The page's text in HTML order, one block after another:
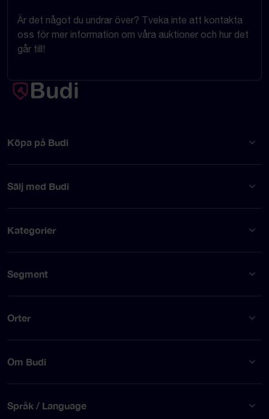
Är det något du undrar över? Tveka inte att kontakta
oss för mer information om våra auktioner och hur det
går till!
Köpa på Budi
Sälj med Budi
Kategorier
Segment
Orter
Om Budi
Språk / Language